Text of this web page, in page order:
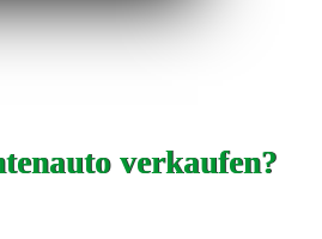
verkaufen?